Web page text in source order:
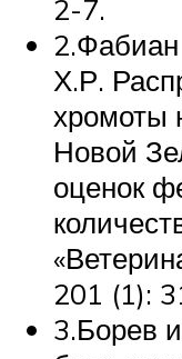
2-7.
Х.Р.
хромоты
Новой
оценок
201 (1):
3.Борев